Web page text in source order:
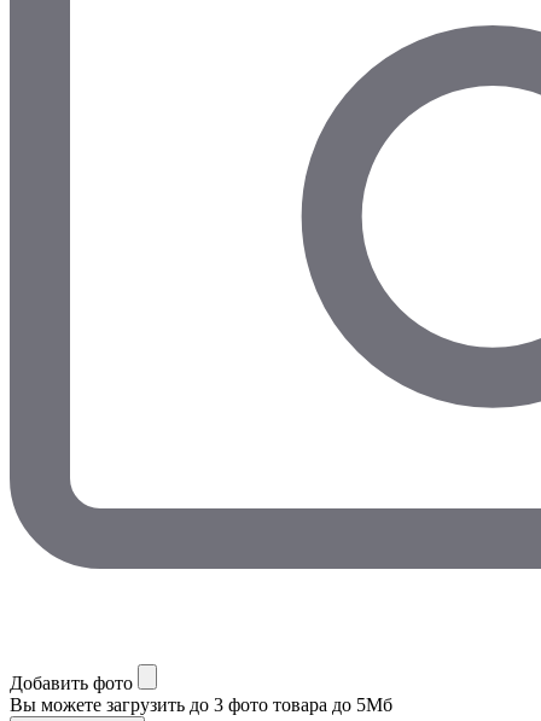
Добавить фото
Вы можете загрузить до 3 фото товара до 5Мб